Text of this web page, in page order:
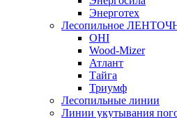
Энерготех
Лесопильное
OHI
Wood-Mizer
Атлант
Тайга
Триумф
Лесопильные линии
Линии укутывания